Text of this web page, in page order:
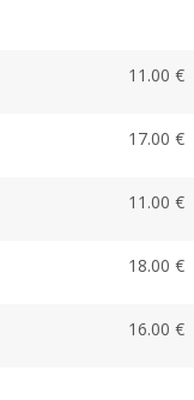
11.00 €
17.00 €
11.00 €
18.00 €
16.00 €